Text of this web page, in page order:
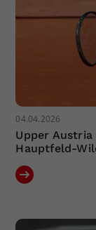
04.04.2026
Upper
Hauptfeld-